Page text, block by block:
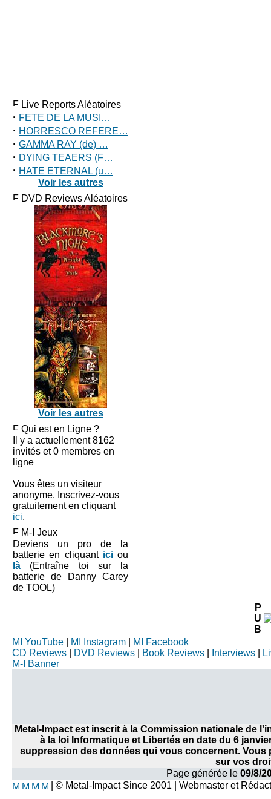
Live Reports Aléatoires
· FETE DE LA MUSI…
· HORRESCO REFERE…
· GAMMA RAY (de) …
· DYING TEAERS (F…
· HATE ETERNAL (u…
Voir les autres
DVD Reviews Aléatoires
Voir les autres
Qui est en Ligne ?
Il y a actuellement 8162
invités et 0 membres en
ligne
Vous êtes un visiteur
anonyme. Inscrivez-vous
gratuitement en cliquant
ici.
M-I Jeux
Deviens un pro de la
batterie en cliquant iciou
là (Entraîne toi sur la
batterie de Danny Carey
de TOOL)
P
U
B
MI YouTube
MI Instagram
MI Facebook
CD Reviews
DVD Reviews Book Reviews Interviews
M-I Banner
Metal-Impact est inscrit à la Commission nationale de
à la loi Informatique et Libertés en date du 6
suppression des données qui vous concernent.
sur vos
Page générée le 09/8/
| © Metal-Impact Since 2001 | Webmaster et